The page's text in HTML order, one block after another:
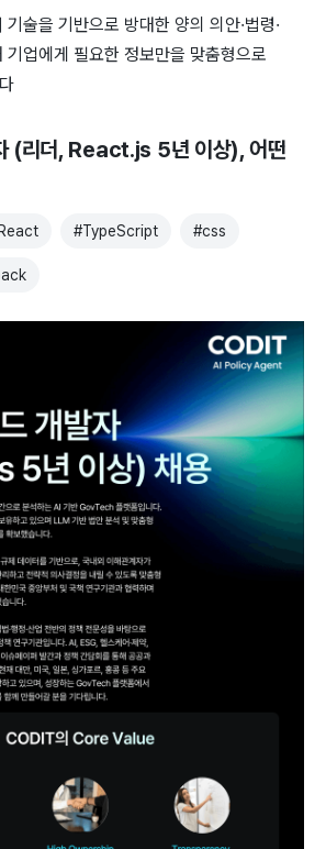
술을 기반으로 방대한 양의 의안·법령·
기업에게 필요한 정보만을 맞춤형으로
(리더, React.js 5년 이상), 어떤
#TypeScript #css